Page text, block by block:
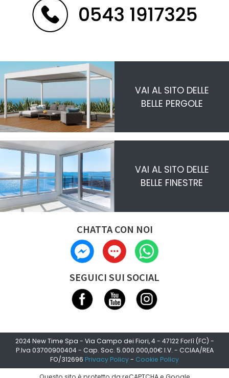
VAI AL SITO DELLE
BELLE PERGOLE
VAI AL SITO DELLE
BELLE FINESTRE
CHATTA CON NOI
SEGUICI SUI SOCIAL
2024 New Time Spa - Via Campo dei Fiori, 4 - 47122 Forlì (FC) -
P.Iva 03700900404 - Cap. Soc. 5.000.000,00€ I.V. - CCIAA/REA
FO/312696 Privacy Policy- Cookie Policy